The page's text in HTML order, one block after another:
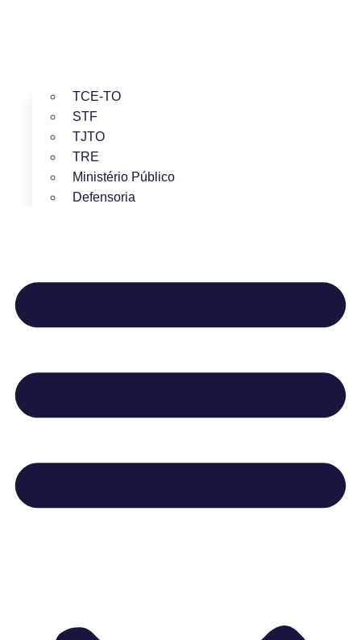
TCE-TO
STF
TJTO
TRE
Ministério Público
Defensoria